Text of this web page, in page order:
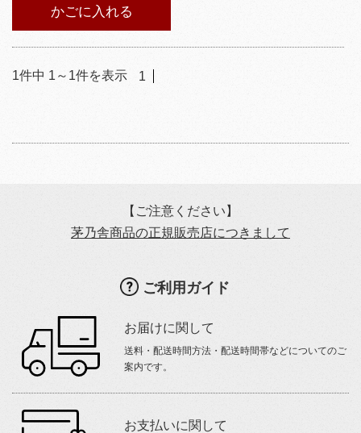
かごに入れる
1件中 1 ～ 1件を表示 1
【ご注意ください】
茅乃舎商品の正規販売店につきまして
ご利用ガイド
お届けに関して
送料・配送時間方法・配送時間帯などについてのご
案内です。
お支払いに関して